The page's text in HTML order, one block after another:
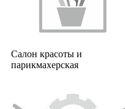
Салон красоты и
парикмахерская